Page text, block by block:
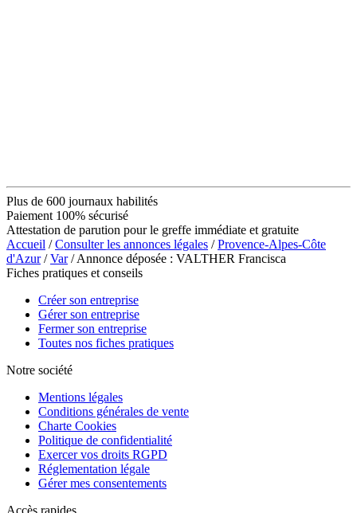
Plus de 600 journaux habilités
Paiement 100% sécurisé
Attestation de parution pour le greffe immédiate et gratuite
Accueil /Consulter les annonces légales /Provence-Alpes-Côte
d'Azur/Var/ Annonce déposée : VALTHER Francisca
Fiches pratiques et conseils
Créer son entreprise
Gérer son entreprise
Fermer son entreprise
Toutes nos fiches pratiques
Notre société
Mentions légales
Conditions générales de vente
Charte Cookies
Politique de confidentialité
Exercer vos droits RGPD
Réglementation légale
Gérer mes consentements
Accès rapides